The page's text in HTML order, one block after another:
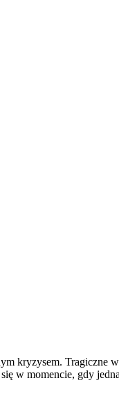
kryzysem. Tragiczne
w momencie, gdy